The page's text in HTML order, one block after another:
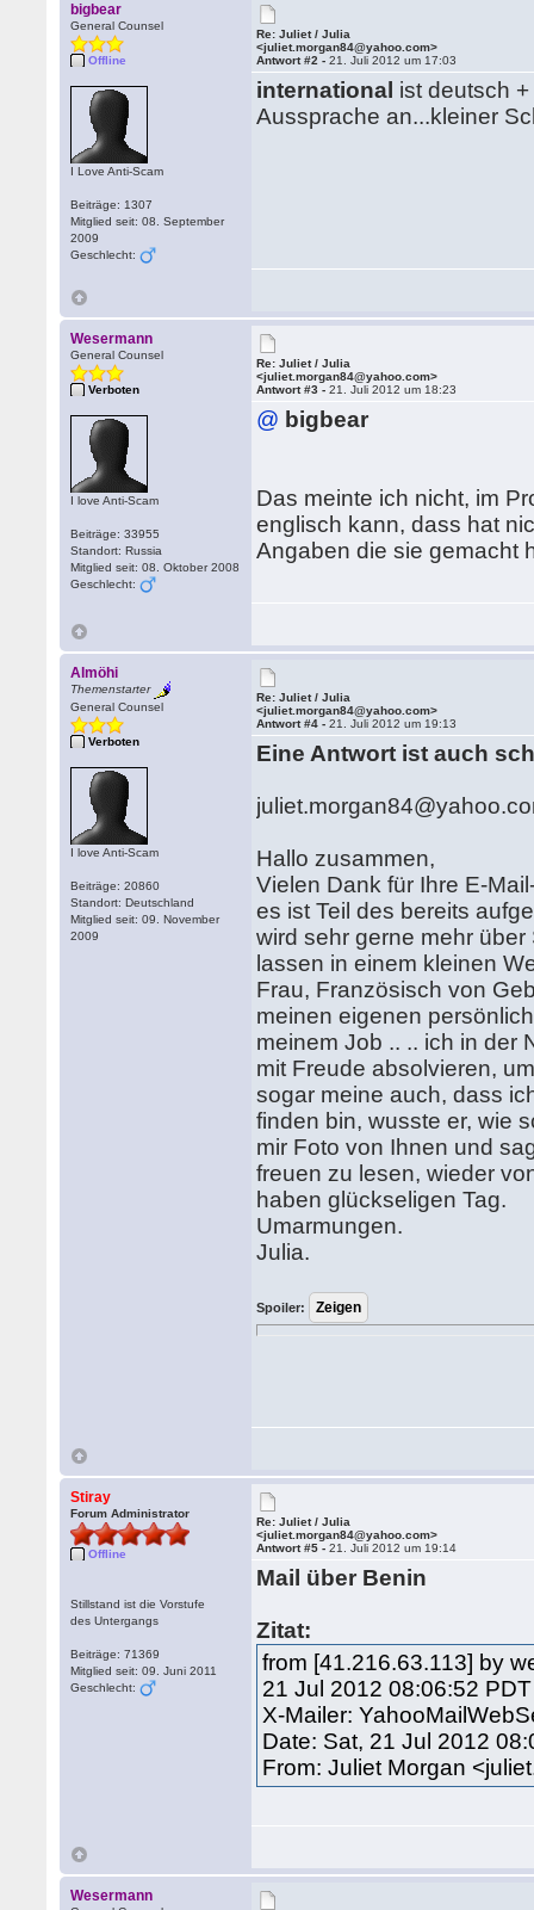
bigbear
General Counsel
Offline
I Love Anti-Scam
Beiträge: 1307
Mitglied seit: 08. September
2009
Geschlecht:
Re: Juliet / Julia
<juliet.morgan84@yahoo.com>
Antwort #2 -21. Juli 2012 um 17:03
international ist deutsch
Aussprache an...kleiner
Wesermann
General Counsel
Verboten
I love Anti-Scam
Beiträge: 33955
Standort: Russia
Mitglied seit: 08. Oktober 2008
Geschlecht:
Re: Juliet / Julia
<juliet.morgan84@yahoo.com>
Antwort #3 -21. Juli 2012 um 18:23
@ bigbear
Das meinte ich nicht, im
englisch kann, dass hat
Angaben die sie gemacht
Almöhi
Themenstarter
General Counsel
Verboten
I love Anti-Scam
Beiträge: 20860
Standort: Deutschland
Mitglied seit: 09. November
2009
Re: Juliet / Julia
<juliet.morgan84@yahoo.com>
Antwort #4 -21. Juli 2012 um 19:13
Eine Antwort ist auch
Hallo zusammen,
Vielen Dank für Ihre E-
es ist Teil des bereits
wird sehr gerne mehr
lassen in einem kleinen
Frau, Französisch von
meinen eigenen
meinem Job .. .. ich in der
mit Freude absolvieren,
sogar meine auch, dass
finden bin, wusste er, wie
mir Foto von Ihnen und
freuen zu lesen, wieder
haben glückseligen Tag.
Umarmungen.
Julia.
Spoiler:
Stiray
Forum Administrator
Offline
Stillstand ist die Vorstufe
des Untergangs
Beiträge: 71369
Mitglied seit: 09. Juni 2011
Geschlecht:
Re: Juliet / Julia
<juliet.morgan84@yahoo.com>
Antwort #5 -21. Juli 2012 um 19:14
Mail über Benin
Zitat:
from [41.216.63.113] by
21 Jul 2012 08:06:52 PDT
X-Mailer:
Date: Sat, 21 Jul 2012
From: Juliet Morgan
Wesermann